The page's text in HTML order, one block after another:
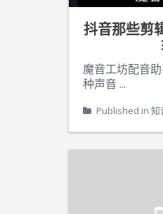
抖音那些剪
魔音工坊配音
种声音 ...
Published in 知